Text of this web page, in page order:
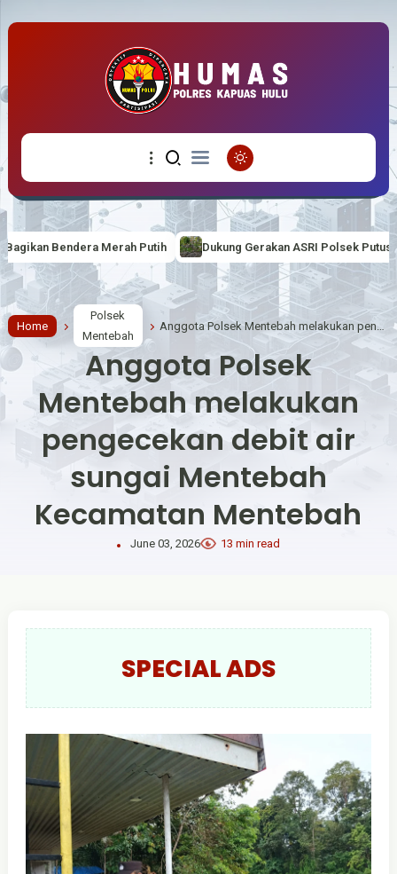
Putih Dukung Gerakan ASRI Polsek Putussibau Selatan lakukan
Home
Polsek
Mentebah
Anggota Polsek
Mentebah melakukan
pengecekan debit air
sungai Mentebah
Kecamatan Mentebah
June 03, 2026 13 min read
SPECIAL ADS